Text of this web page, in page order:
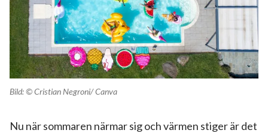
Bild: ©Cristian Negroni/ Canva
Nu när sommaren närmar sig och värmen stiger är det